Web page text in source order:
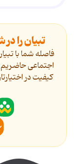
تبیان را
فاصله شما با
اجتماعی حاضریم
کیفیت در